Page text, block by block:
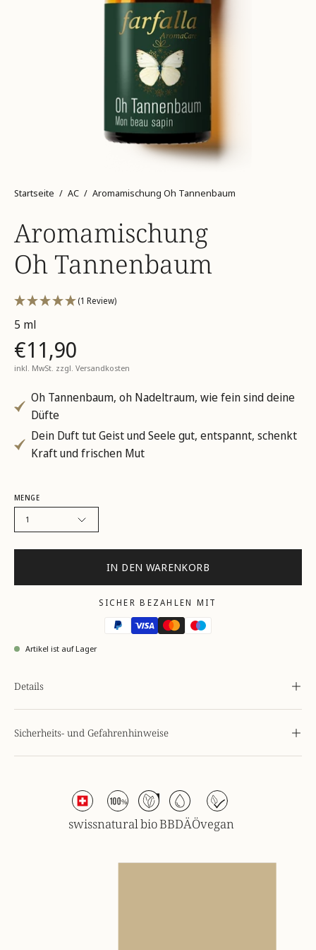
Startseite / AC / Aromamischung Oh Tannenbaum
Aromamischung
Oh Tannenbaum
(1 Review)
5 ml
€11,90
inkl. MwSt. zzgl. Versandkosten
Oh Tannenbaum, oh Nadeltraum, wie fein sind deine
Düfte
Dein Duft tut Geist und Seele gut, entspannt, schenkt
Kraft und frischen Mut
MENGE
1
IN DEN WARENKORB
SICHER BEZAHLEN MIT
Artikel ist auf Lager
Details
Sicherheits- und Gefahrenhinweise
swissnaturalbioBBDÄÖvegan